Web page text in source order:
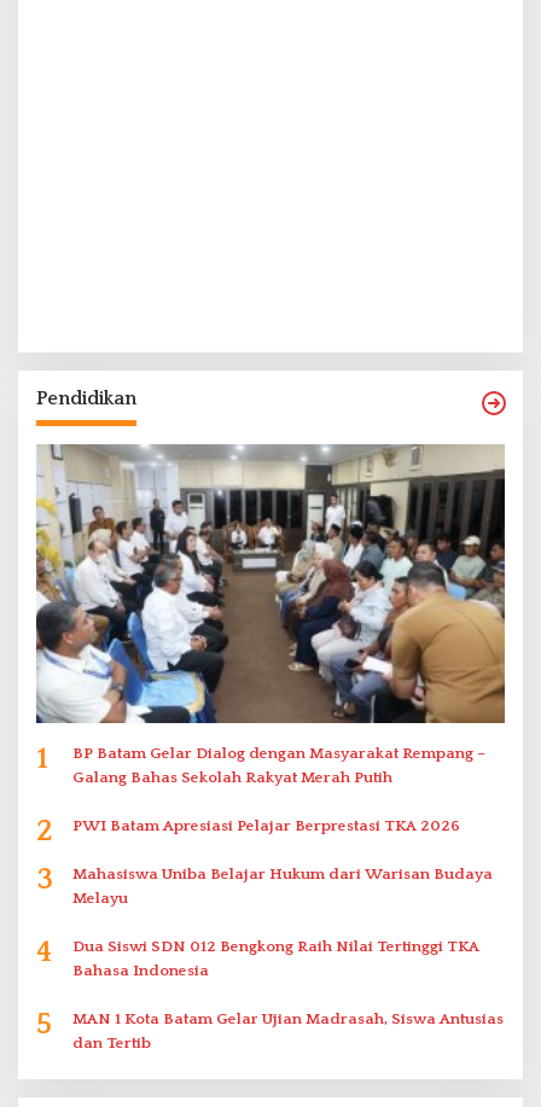
Pendidikan
1
BP Batam Gelar Dialog dengan Masyarakat Rempang –
Galang Bahas Sekolah Rakyat Merah Putih
2 PWI Batam Apresiasi Pelajar Berprestasi TKA 2026
3
Mahasiswa Uniba Belajar Hukum dari Warisan Budaya
Melayu
4
Dua Siswi SDN 012 Bengkong Raih Nilai Tertinggi TKA
Bahasa Indonesia
5
MAN 1 Kota Batam Gelar Ujian Madrasah, Siswa Antusias
dan Tertib